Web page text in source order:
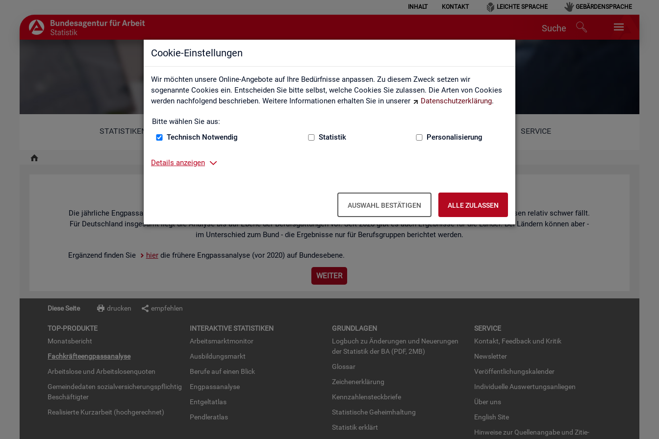
Cookie-Einstellungen
Wir möchten unsere Online-Angebote auf Ihre Bedürfnisse anpassen. Zu diesem Zweck setzen wir
sogenannte Cookies ein. Entscheiden Sie bitte selbst, welche Cookies Sie zulassen. Die Arten von Cookies
werden nachfolgend beschrieben. Weitere Informationen erhalten Sie in unserer
Datenschutzerklärung.
Bitte wählen Sie aus:
Technisch Notwendig
Statistik Personalisierung
Details anzeigen
AUSWAHL BESTÄTIGEN ALLE ZULASSEN
INHALT KONTAKT LEICHTE SPRACHE GEBÄRDENSPRACHE
Suche
Fachkräfteengpassanalyse
STATISTIKEN SERVICE
Fach­kräf­te­eng­pass­ana­ly­se (inkl. Da­ten­an­hang)
Die jähr­li­che Eng­pass­ana­ly­se der BA stellt dar, in wel­chen Be­ru­fen die Be­set­zung von ge­mel­de­ten Stel­len auf­grund von Fach­kräf­te­eng­päs­sen re­la­tiv schwer fällt.
Für Deutsch­land ins­ge­samt liegt die Ana­ly­se bis auf Ebene der Be­rufs­gat­tun­gen vor. Seit 2020 gibt es auch Er­geb­nis­se für die Län­der. Bei Län­dern kön­nen aber -
im Un­ter­schied zum Bund - die Er­geb­nis­se nur für Be­rufs­grup­pen be­rich­tet wer­den.
Er­gän­zend fin­den Sie hierdie frü­he­re Eng­pass­ana­ly­se (vor 2020) auf Bun­des­ebe­ne.
WEI­TER
Diese Seite drucken empfehlen
TOP-PRO­DUK­TE
Mo­nats­be­richt
Fach­kräf­te­eng­pass­ana­ly­se
Ar­beits­lo­se und Ar­beits­lo­sen­quo­ten
Ge­mein­de­da­ten so­zi­al­ver­si­che­rungs­pflich­tig
Be­schäf­tig­ter
Rea­li­sier­te Kurz­ar­beit (hoch­ge­rech­net)
IN­TER­AK­TI­VE STA­TIS­TI­KEN
Ar­beits­markt­mo­ni­tor
Aus­bil­dungs­markt
Be­ru­fe auf einen Blick
Eng­pass­ana­ly­se
Ent­gel­t­at­las
Pend­ler­at­las
GRUND­LA­GEN
Log­buch zu Än­de­run­gen und Neue­run­gen
der Sta­tis­tik der BA (PDF, 2MB)
Glos­sar
Zei­chen­er­klä­rung
Kenn­zah­len­steck­brie­fe
Sta­tis­ti­sche Ge­heim­hal­tung
Sta­tis­tik er­klärt
SER­VICE
Kon­takt, Feed­back und Kri­tik
News­let­ter
Ver­öf­fent­li­chungs­ka­len­der
In­di­vi­du­el­le Aus­wer­tungs­an­lie­gen
Über uns
English Site
Hin­wei­se zur Quel­len­an­ga­be und Zi­tie­